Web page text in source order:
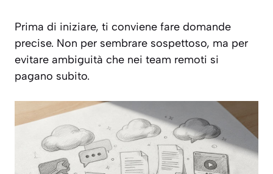
Prima di iniziare, ti conviene fare domande
precise. Non per sembrare sospettoso, ma per
evitare ambiguità che nei team remoti si
pagano subito.